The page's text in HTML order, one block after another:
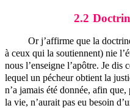
2.2
Or j’affirme que la
à ceux qui la soutiennent) nie
nous l’enseigne l’apôtre. Je
lequel un pécheur obtient la
n’a jamais été donnée, afin
la vie, n’aurait pas eu besoin